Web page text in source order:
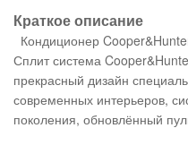
Краткое описание
Кондиционер
Сплит система
прекрасный дизайн
современных интерьеров,
поколения, обновлённый